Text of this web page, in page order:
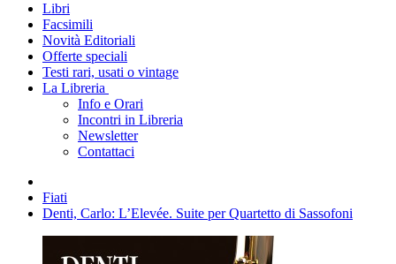
Libri
Facsimili
Novità Editoriali
Offerte speciali
Testi rari, usati o vintage
La Libreria
Info e Orari
Incontri in Libreria
Newsletter
Contattaci
Fiati
Denti, Carlo: L’Elevée. Suite per Quartetto di Sassofoni